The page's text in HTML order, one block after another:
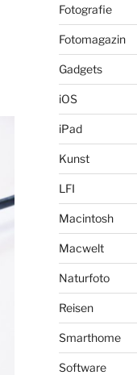
Fotografie
Fotomagazin
Gadgets
iOS
iPad
Kunst
LFI
Macintosh
Macwelt
Naturfoto
Reisen
Smarthome
Software